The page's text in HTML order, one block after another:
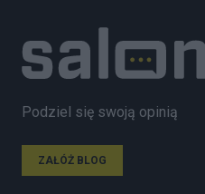
Podziel się swoją opinią
ZAŁÓŻ BLOG